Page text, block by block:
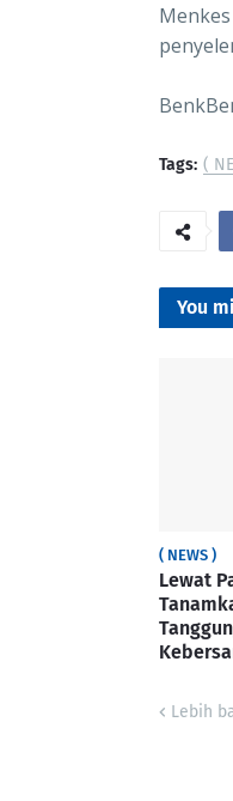
Tags: (
You
( NEWS )
Lewat
Lebih